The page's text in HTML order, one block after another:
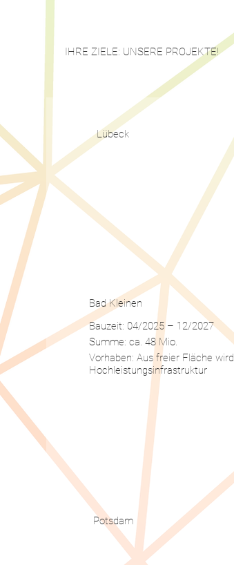
Lübeck
Bad Kleinen
Bauzeit: 04/2025 – 12/2027
Summe: ca. 48 Mio.
Vorhaben: Aus freier Fläche wird
Hochleistungsinfrastruktur
Potsdam
IHRE ZIELE: UNSERE PROJEKTE!